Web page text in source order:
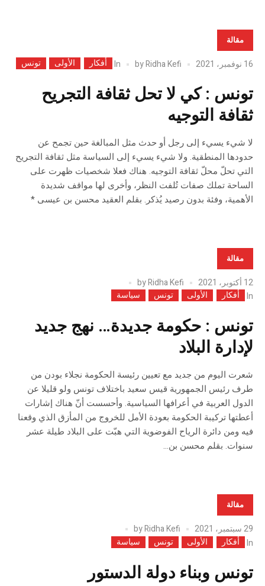
مقالة
16 نوفمبر، 2021 byRidha Kefi
In أفكار الأولى تونس
تونس : كي لا تحل ثقافة التجريح
ثقافة التوجيه
لا شيء يسيء إلى رجل أو حدث مثل المبالغة حين تجمح عن
حدودها المنطقية. ولا شيء يسيء إلى السياسة مثل ثقافة التجريح
التي تحلّ محلّ ثقافة التوجيه. هناك فعلا شخصيات ظهرت على
الساحة تملك صفات تُلفت النظر، وأخرى لها مواقف شديدة
الأهمية، وفئة بدون رصيد يُذكر. بقلم العقيد محسن بن عيسى *
مقالة
12 أكتوبر، 2021 byRidha Kefi
In
أفكار الأولى تونس سياسة
تونس : حكومة جديدة… نهج جديد
لإدارة البلاد
شعرت اليوم من جديد مع تعيين رئيسة الحكومة نجلاء بودن من
طرف رئيس الجمهورية قيس سعيد باختلاف تونس ولو قليلا عن
الدول العربية في أعرافها السياسية. وأحسست أنّ هناك إشارات
أعطتها تركيبة الحكومة بعودة الأمل للخروج من المأزق الذي وقعنا
فيه ومن دائرة الرياح الفوضوية التي هبّت على البلاد طيلة عشر
سنوات. بقلم محسن بن...
مقالة
29 سبتمبر، 2021 byRidha Kefi
In
أفكار الأولى تونس سياسة
تونس وبناء دولة الدستور